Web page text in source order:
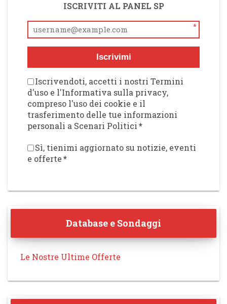
ISCRIVITI AL PANEL SP
*
Iscrivimi
Iscrivendoti, accetti i nostri Termini
d'uso e l'Informativa sulla privacy,
compreso l'uso dei cookie e il
trasferimento delle tue informazioni
personali a Scenari Politici*
Sì, tienimi aggiornato su notizie, eventi
e offerte*
Database e Sondaggi
Le Nostre Ultime Offerte